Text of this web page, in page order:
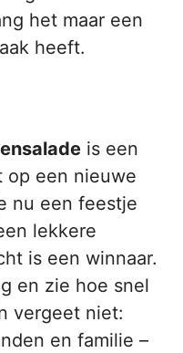
het maar een
heeft.
is een
op een nieuwe
nu een feestje
lekkere
is een winnaar.
en zie hoe snel
vergeet niet:
en familie –